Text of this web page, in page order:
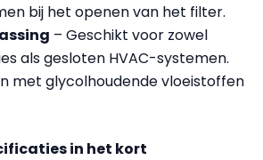
bij het openen van het filter.
– Geschikt voor zowel
als gesloten HVAC-systemen.
met glycolhoudende vloeistoffen
in het kort